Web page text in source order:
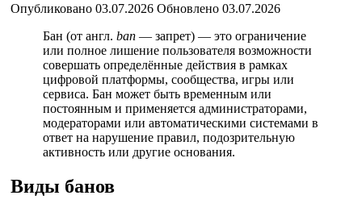
Опубликовано 03.07.2026 Обновлено 03.07.2026
Бан (от англ. ban — запрет) — это ограничение
или полное лишение пользователя возможности
совершать определённые действия в рамках
цифровой платформы, сообщества, игры или
сервиса. Бан может быть временным или
постоянным и применяется администраторами,
модераторами или автоматическими системами в
ответ на нарушение правил, подозрительную
активность или другие основания.
Виды банов